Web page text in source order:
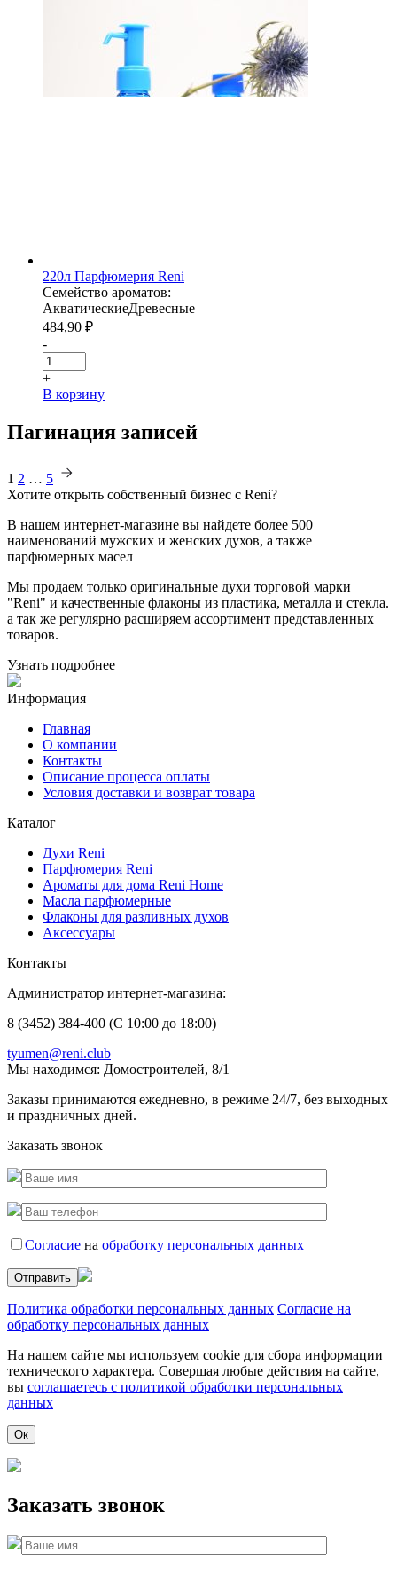
220л Парфюмерия Reni
Семейство ароматов:
АкватическиеДревесные
484,90 ₽
-
+
В корзину
Пагинация записей
1 2 … 5
Хотите открыть собственный бизнес с Reni?
В нашем интернет-магазине вы найдете более 500
наименований мужских и женских духов, а также
парфюмерных масел
Мы продаем только оригинальные духи торговой марки
"Reni" и качественные флаконы из пластика, металла и стекла.
а так же регулярно расширяем ассортимент представленных
товаров.
Узнать подробнее
Информация
Главная
О компании
Контакты
Описание процесса оплаты
Условия доставки и возврат товара
Каталог
Духи Reni
Парфюмерия Reni
Ароматы для дома Reni Home
Масла парфюмерные
Флаконы для разливных духов
Аксессуары
Контакты
Администратор интернет-магазина:
8 (3452) 384-400 (С 10:00 до 18:00)
tyumen@reni.club
Мы находимся: Домостроителей, 8/1
Заказы принимаются ежедневно, в режиме 24/7, без выходных
и праздничных дней.
Заказать звонок
Согласие на обработку персональных данных
Политика обработки персональных данных Согласие на
обработку персональных данных
На нашем сайте мы используем cookie для сбора информации
технического характера. Совершая любые действия на сайте,
вы соглашаетесь с политикой обработки персональных
данных
Ок
Заказать звонок